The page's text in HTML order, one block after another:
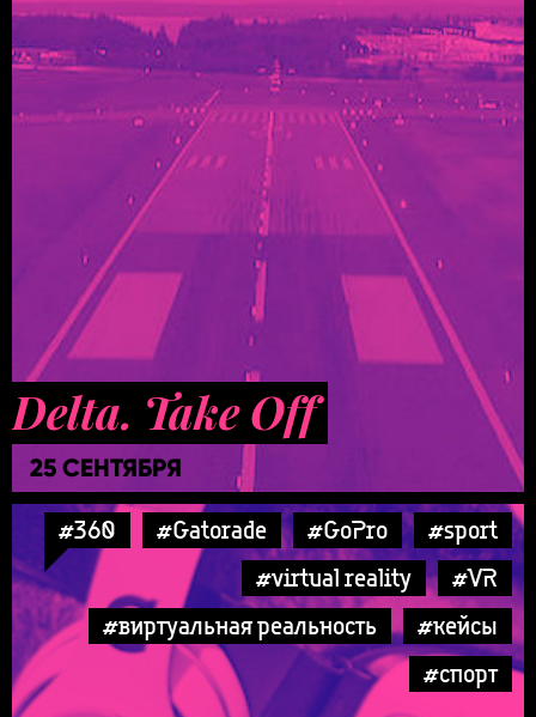
Delta. Take Off
25 СЕНТЯБРЯ
#360 #Gatorade #GoPro
#sport
#virtual reality
#VR
#виртуальная реальность
#кейсы
#спорт